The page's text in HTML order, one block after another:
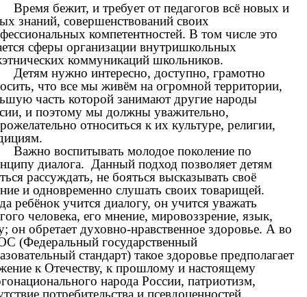
бежит, и требует от педагогов всё новых и
знаний, совершенствований своих
компетентностей. В том числе это
сферы организации внутришкольных
коммуникаций школьников.
нужно интересно, доступно, грамотно
что все мы живём на огромной территории,
часть которой занимают другие народы
и поэтому мы должны уважительно,
относиться к их культуре, религии,
воспитывать молодое поколение по
диалога. Данный подход позволяет детям
рассуждать, не бояться высказывать своё
и одновременно слушать своих товарищей.
ребёнок учится диалогу, он учится уважать
человека, его мнение, мировоззрение, язык,
он обретает духовно-нравственное здоровье. А во
(Федеральный государственный
стандарт) такое здоровье предполагает
к Отечеству, к прошлому и настоящему
народа России, патриотизм,